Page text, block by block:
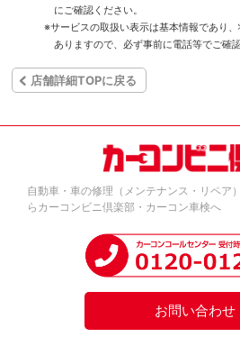
にご確認ください。
※サービスの取扱い表示は基本情報であり
ありますので、必ず事前に電話等でご確
店舗詳細TOPに戻る
自動車・車の修理（メンテナンス・リペア
らカーコンビニ倶楽部・カーコン車検へ
お問い合わせ